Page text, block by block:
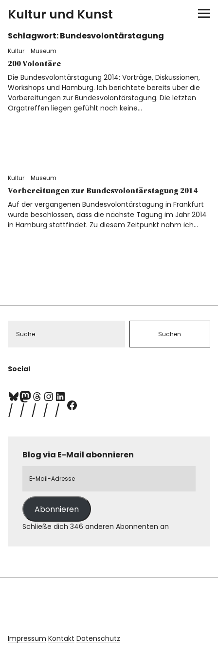
Kultur und Kunst
kultur & kunst
Ausstellungen
Spiele
Über mich
Schlagwort:Bundesvolontärstagung
Kultur Museum
200 Volontäre
Die Bundesvolontärstagung 2014: Vorträge, Diskussionen,
Workshops und Hamburg. Ich berichtete bereits über die
Vorbereitungen zur Bundesvolontärstagung. Die letzten
Orgatreffen liegen gefühlt noch keine…
Kultur Museum
Vorbereitungen zur Bundesvolontärstagung 2014
Auf der vergangenen Bundesvolontärstagung in Frankfurt
wurde beschlossen, dass die nächste Tagung im Jahr 2014
in Hamburg stattfindet. Zu diesem Zeitpunkt nahm ich…
Social
Blog via E-Mail abonnieren
Abonnieren
Schließe dich 346 anderen Abonnenten an
Impressum Kontakt Datenschutz